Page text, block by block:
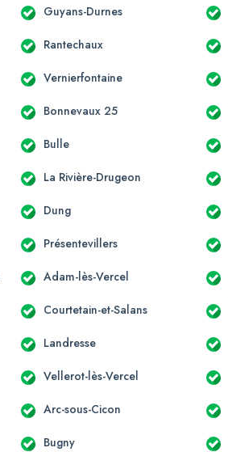
Guyans-Durnes
Rantechaux
Vernierfontaine
Bonnevaux 25
Bulle
La Rivière-Drugeon
Dung
Présentevillers
Adam-lès-Vercel
Courtetain-et-Salans
Landresse
Vellerot-lès-Vercel
Arc-sous-Cicon
Bugny